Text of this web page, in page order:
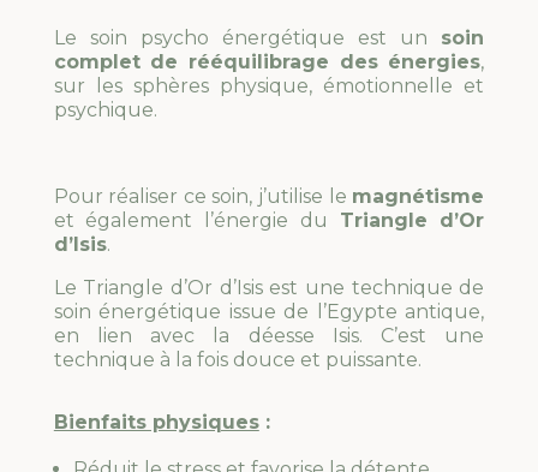
Le soin psycho énergétique est un soin
complet de rééquilibrage des énergies,
sur les sphères physique, émotionnelle et
psychique.
Pour réaliser ce soin, j’utilise le magnétisme
et également l’énergie du Triangle d’Or
d’Isis.
Le Triangle d’Or d’Isis est une technique de
soin énergétique issue de l’Egypte antique,
en lien avec la déesse Isis. C’est une
technique à la fois douce et puissante.
Bienfaits physiques: